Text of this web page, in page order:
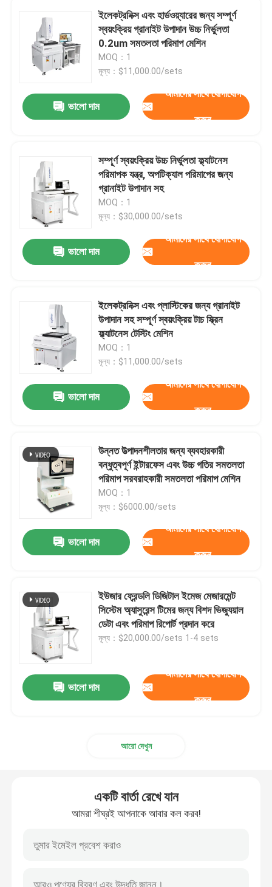
বাড়ি
ভিডিও
আমাদের সম্পর্কে
কারখানা ভ্রমণ
মামলা
সিএনসি ভিশন মেজারিং মেশিন
ইলেকট্রনিক্স এবং হার্ডওয়্যারের জন্য সম্পূর্ণ
স্বয়ংক্রিয় গ্রানাইট উপাদান উচ্চ নির্ভুলতা
0.2um সমতলতা পরিমাপ মেশিন
MOQ：1
মূল্য：$11,000.00/sets
ভালো দাম
আমাদের সাথে যোগাযোগ
করুন
সম্পূর্ণ স্বয়ংক্রিয় উচ্চ নির্ভুলতা ফ্ল্যাটনেস
পরিমাপক যন্ত্র, অপটিক্যাল পরিমাপের জন্য
গ্রানাইট উপাদান সহ
MOQ：1
মূল্য：$30,000.00/sets
ভালো দাম
আমাদের সাথে যোগাযোগ
করুন
ইলেকট্রনিক্স এবং প্লাস্টিকের জন্য গ্রানাইট
উপাদান সহ সম্পূর্ণ স্বয়ংক্রিয় টাচ স্ক্রিন
ফ্ল্যাটনেস টেস্টিং মেশিন
MOQ：1
মূল্য：$11,000.00/sets
ভালো দাম
আমাদের সাথে যোগাযোগ
করুন
উন্নত উত্পাদনশীলতার জন্য ব্যবহারকারী
বন্ধুত্বপূর্ণ ইন্টারফেস এবং উচ্চ গতির সমতলতা
পরিমাপ সরবরাহকারী সমতলতা পরিমাপ মেশিন
MOQ：1
মূল্য：$6000.00/sets
ভালো দাম
আমাদের সাথে যোগাযোগ
করুন
ইউজার ফ্রেন্ডলি ডিজিটাল ইমেজ মেজারমেন্ট
সিস্টেম অ্যাসুরেন্স টিমের জন্য বিশদ ভিজ্যুয়াল
ডেটা এবং পরিমাপ রিপোর্ট প্রদান করে
মূল্য：$20,000.00/sets 1-4 sets
ভালো দাম
আমাদের সাথে যোগাযোগ
করুন
আরো দেখুন
একটি বার্তা রেখে যান
আমরা শীঘ্রই আপনাকে আবার কল করব!